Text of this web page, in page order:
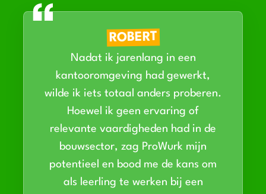
ROBERT
Nadat ik jarenlang in een
kantooromgeving had gewerkt,
wilde ik iets totaal anders proberen.
Hoewel ik geen ervaring of
relevante vaardigheden had in de
bouwsector, zag ProWurk mijn
potentieel en bood me de kans om
als leerling te werken bij een